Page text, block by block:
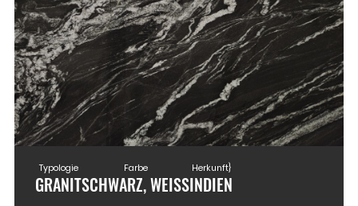
Typologie
GRANIT
Farbe
SCHWARZ, WEISS
Herkunft}
INDIEN